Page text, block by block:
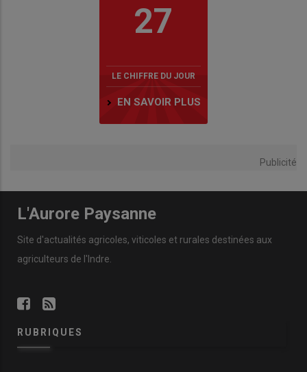
27
LE CHIFFRE DU JOUR
EN SAVOIR PLUS
Publicité
L'Aurore Paysanne
Site d'actualités agricoles, viticoles et rurales destinées aux
agriculteurs de l'Indre.
RUBRIQUES